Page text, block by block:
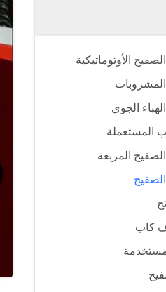
الأوتوماتيكية
الجوي
المستعملة
المربعة
كاب